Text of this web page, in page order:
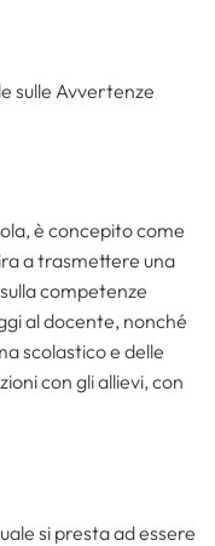
sulle Avvertenze
è concepito come
a trasmettere una
competenze
al docente, nonché
scolastico e delle
con gli allievi, con
si presta ad essere